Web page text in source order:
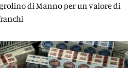
di Manno per un valore di